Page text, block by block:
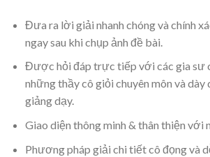
Đưa ra lời giải nhanh chóng và chính
ngay sau khi chụp ảnh đề bài.
Được hỏi đáp trực tiếp với các gia sư
những thầy cô giỏi chuyên môn và dày
giảng dạy.
Giao diện thông minh & thân thiện với
Phương pháp giải chi tiết cô đọng và